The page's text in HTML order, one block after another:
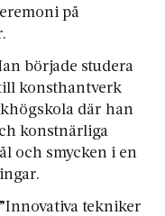
på
började studera
konsthantverk
där han
konstnärliga
och smycken i en
tekniker